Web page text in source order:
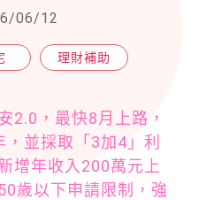
06/12
理財補助
2.0，最快8月上路，
並採取「3加4」利
增年收入200萬元上
歲以下申請限制，強